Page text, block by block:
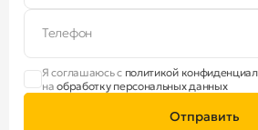
Телефон
Я соглашаюсь с политикой
наобработку персональных данных
Отправить